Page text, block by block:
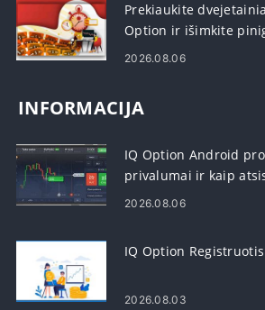
Prekiaukite
Option ir išimkite
2026.08.06
INFORMACIJA
IQ Option Android
privalumai ir kaip
2026.08.06
IQ Option Registruotis
2026.08.03